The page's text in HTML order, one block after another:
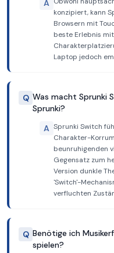
A
konzipiert, kann
Browsern mit
beste Erlebnis
Laptop jedoch
Q Was macht Sprunki
Sprunki?
A Sprunki Switch
Charakter-
beunruhigenden
Gegensatz zum
Version dunkle
'Switch'-
verfluchten
Q Benötige ich
spielen?